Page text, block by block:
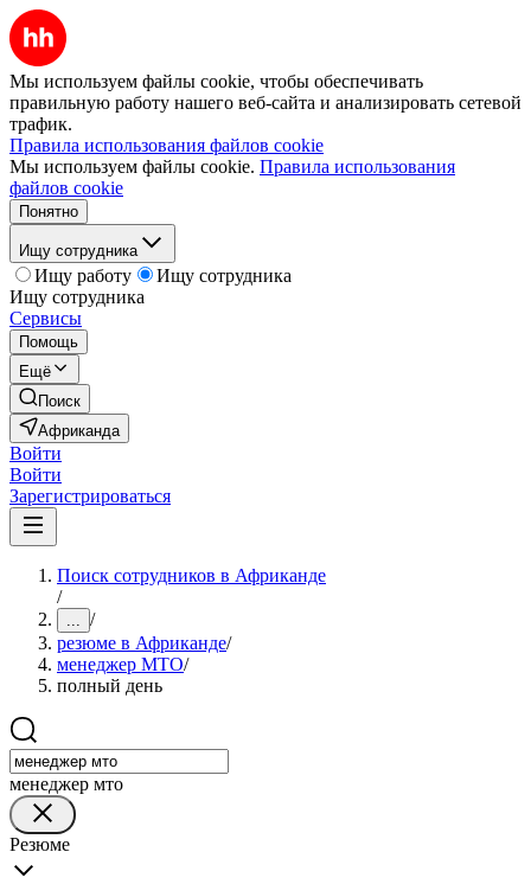
Мы используем файлы cookie, чтобы обеспечивать
правильную работу нашего веб-сайта и анализировать сетевой
трафик.
Правила использования файлов cookie
Мы используем файлы cookie. Правила использования
файлов cookie
Понятно
Ищу сотрудника
Ищу работу
Ищу сотрудника
Ищу сотрудника
Сервисы
Помощь
Ещё
Поиск
Африканда
Войти
Войти
Зарегистрироваться
Поиск сотрудников в Африканде
/
... /
резюме в Африканде/
менеджер МТО/
полный день
менеджер мто
Резюме